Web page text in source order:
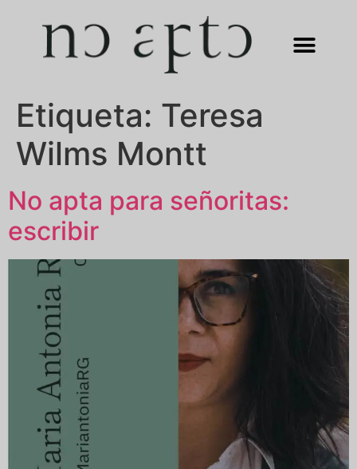
Etiqueta: Teresa
Wilms Montt
No apta para señoritas:
escribir